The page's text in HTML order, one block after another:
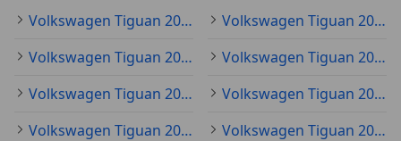
Volkswagen Tiguan 2022
Volkswagen Tiguan 2021
Volkswagen Tiguan 2020
Volkswagen Tiguan 2019
Volkswagen Tiguan 2017
Volkswagen Tiguan 2023
Volkswagen Tiguan 2018
Volkswagen Tiguan 2024